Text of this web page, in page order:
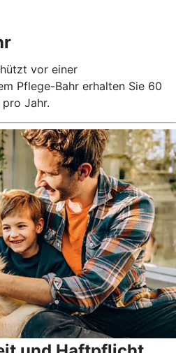
vor einer
Pflege-Bahr erhalten Sie 60
Jahr.